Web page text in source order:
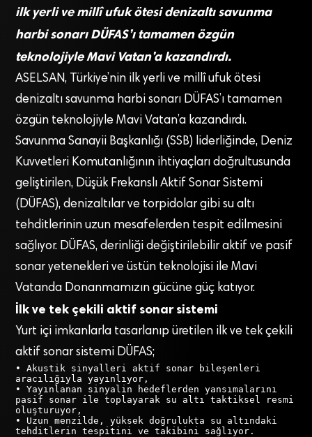
ilk yerli ve millî ufuk ötesi denizaltı savunma
harbi sonarı DÜFAS’ı tamamen özgün
teknolojiyle Mavi Vatan’a kazandırdı.
ASELSAN, Türkiye’nin ilk yerli ve millî ufuk ötesi
denizaltı savunma harbi sonarı DÜFAS’ı tamamen
özgün teknolojiyle Mavi Vatan’a kazandırdı.
Savunma Sanayii Başkanlığı (SSB) liderliğinde, Deniz
Kuvvetleri Komutanlığının ihtiyaçları doğrultusunda
geliştirilen, Düşük Frekanslı Aktif Sonar Sistemi
(DÜFAS), denizaltılar ve torpidolar gibi su altı
tehditlerinin uzun mesafelerden tespit edilmesini
sağlıyor. DÜFAS, derinliği değiştirilebilir aktif ve pasif
sonar yetenekleri ve üstün teknolojisi ile Mavi
Vatanda Donanmamızın gücüne güç katıyor.
İlk ve tek çekili aktif sonar sistemi
Yurt içi imkanlarla tasarlanıp üretilen ilk ve tek çekili
aktif sonar sistemi DÜFAS;
• Akustik sinyalleri aktif sonar bileşenleri
aracılığıyla yayınlıyor,
• Yayınlanan sinyalin hedeflerden yansımalarını
pasif sonar ile toplayarak su altı taktiksel resmi
oluşturuyor,
• Uzun menzilde, yüksek doğrulukta su altındaki
tehditlerin tespitini ve takibini sağlıyor.